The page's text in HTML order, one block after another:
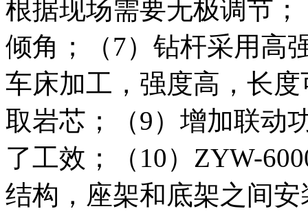
根据现场需要无极调节
倾角；（7）钻杆采用高
车床加工，强度高，长
取岩芯；（9）增加联动
了工效；（10）ZYW-
结构，座架和底架之间